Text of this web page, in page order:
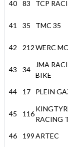
40 83 TCP
41 35 TMC 35
42 212WERC
43 34
JMA
BIKE
44 17 PLEIN
45 116
RACING
46 199ARTEC